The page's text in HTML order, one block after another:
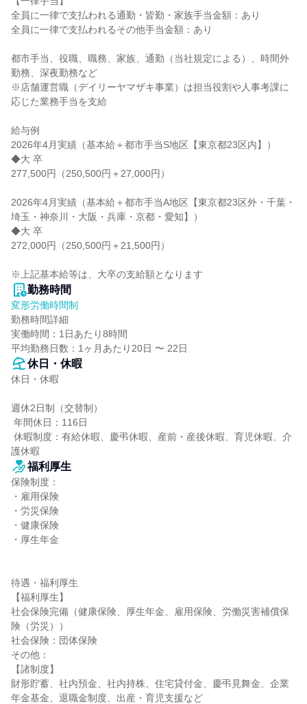
全員に一律で支払われる通勤・皆勤・家族手当金額：あり
全員に一律で支払われるその他手当金額：あり
都市手当、役職、職務、家族、通勤（当社規定による）、時間外
勤務、深夜勤務など
※店舗運営職（デイリーヤマザキ事業）は担当役割や人事考課に
応じた業務手当を支給
給与例
2026年4月実績（基本給＋都市手当S地区【東京都23区内】）
◆大 卒
277,500円（250,500円＋27,000円）
2026年4月実績（基本給＋都市手当A地区【東京都23区外・千葉・
埼玉・神奈川・大阪・兵庫・京都・愛知】）
◆大 卒
272,000円（250,500円＋21,500円）
※上記基本給等は、大卒の支給額となります
勤務時間
変形労働時間制
勤務時間詳細
実働時間：1日あたり8時間
平均勤務日数：1ヶ月あたり20日 〜 22日
休日・休暇
休日・休暇
週休2日制（交替制）
護休暇
福利厚生
保険制度：
・雇用保険
・労災保険
・健康保険
・厚生年金
待遇・福利厚生
【福利厚生】
社会保険完備（健康保険、厚生年金、雇用保険、労働災害補償保
険（労災））
社会保険：団体保険
その他：
【諸制度】
財形貯蓄、社内預金、社内持株、住宅貸付金、慶弔見舞金、企業
年金基金、退職金制度、出産・育児支援など